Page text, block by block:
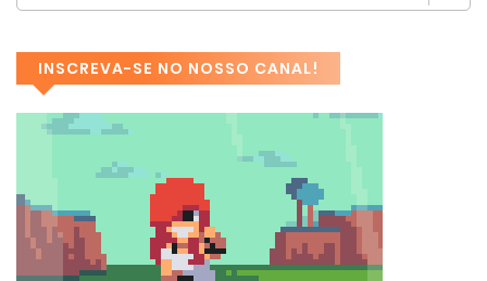
INSCREVA-SE NO NOSSO CANAL!